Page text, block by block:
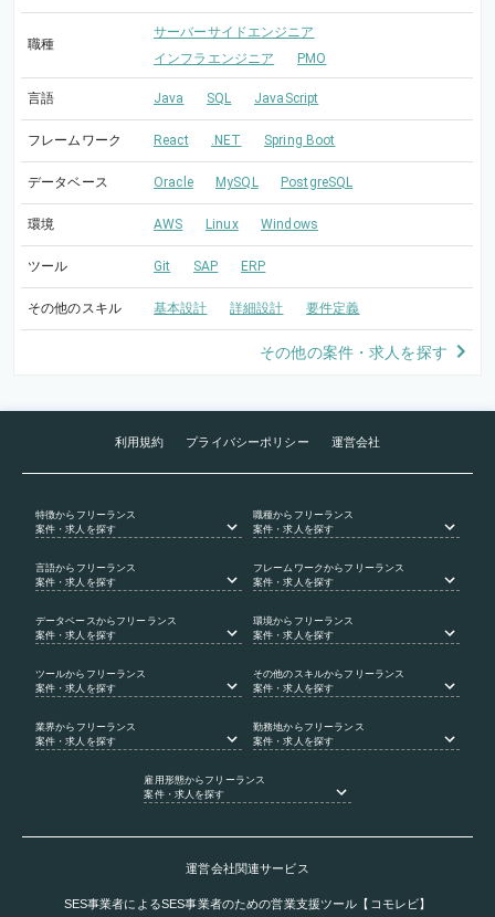
職種
サーバーサイドエンジニア
インフラエンジニア
PMO
言語 Java SQL JavaScript
フレームワーク React .NET Spring Boot
データベース Oracle MySQL PostgreSQL
環境 AWS Linux Windows
ツール Git SAP ERP
その他のスキル 基本設計 詳細設計 要件定義
その他の案件・求人を探す
利用規約 プライバシーポリシー 運営会社
特徴からフリーランス
案件・求人を探す
職種からフリーランス
案件・求人を探す
言語からフリーランス
案件・求人を探す
フレームワークからフリーランス
案件・求人を探す
データベース からフリーランス
案件・求人を探す
環境からフリーランス
案件・求人を探す
ツールからフリーランス
案件・求人を探す
その他のスキルからフリーランス
案件・求人を探す
業界からフリーランス
案件・求人を探す
勤務地からフリーランス
案件・求人を探す
雇用形態からフリーランス
案件・求人を探す
運営会社関連サービス
SES事業者によるSES事業者のための営業支援ツール【コモレビ】